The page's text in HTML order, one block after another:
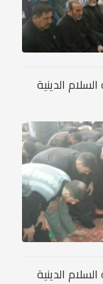
الدينية
الدينية